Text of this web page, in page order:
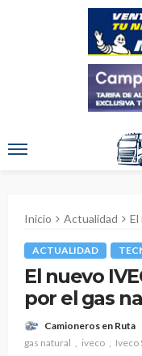
Inicio Actualidad El
ACTUALIDAD
El nuevo
por el gas
Camioneros en Ruta
gas natural
iveco Iveco